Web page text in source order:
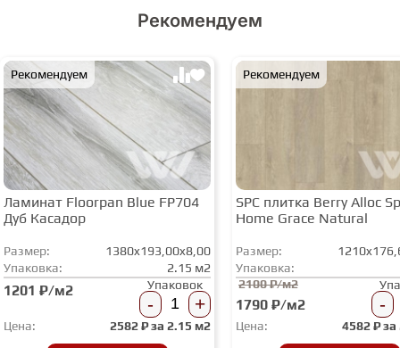
Рекомендуем
Рекомендуем
Ламинат Floorpan Blue FP704
Дуб Касадор
Размер:
1380x193,00x8,00
Упаковка:
2.15 м2
1201 ₽/м2 Упаковок
- +
Цена: 2582₽ за 2.15 м2
Рекомендуем
SPC плитка Berry Alloc
Home Grace Natural
Размер:
Упаковка:
2100 ₽/м2
1790 ₽/м2 -
Цена: 4582₽ за